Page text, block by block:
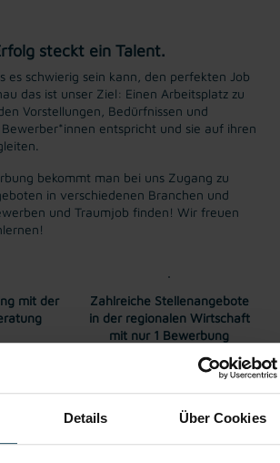
Details Über Cookies
steckt ein Talent.
es schwierig sein kann, den perfekten Job
das ist unser Ziel: Einen Arbeitsplatz zu
Vorstellungen, Bedürfnissen und
entspricht und sie auf ihren
bekommt man bei uns Zugang zu
in verschiedenen Branchen und
und Traumjob finden! Wir freuen
mit der
Zahlreiche Stellenangebote
in der regionalen Wirtschaft
mit nur 1 Bewerbung
durch
Tolle Aus- und
Weiterbildungsangebote
sowie Aufstiegsmöglichkeiten